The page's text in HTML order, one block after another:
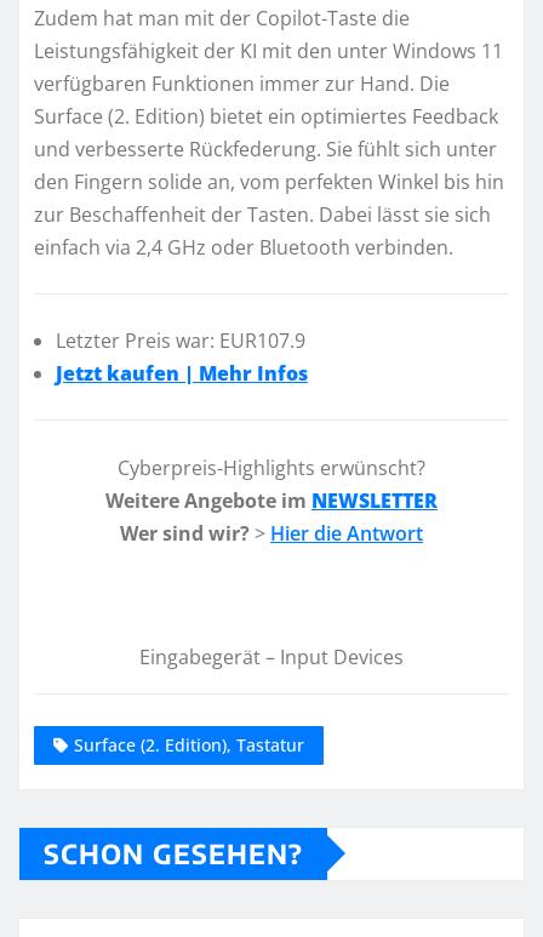
Zudem hat man mit der Copilot-Taste die
Leistungsfähigkeit der KI mit den unter Windows 11
verfügbaren Funktionen immer zur Hand. Die
Surface (2. Edition) bietet ein optimiertes Feedback
und verbesserte Rückfederung. Sie fühlt sich unter
den Fingern solide an, vom perfekten Winkel bis hin
zur Beschaffenheit der Tasten. Dabei lässt sie sich
einfach via 2,4 GHz oder Bluetooth verbinden.
Letzter Preis war: EUR107.9
Jetzt kaufen | Mehr Infos
Cyberpreis-Highlights erwünscht?
Weitere Angebote im NEWSLETTER
Wer sind wir? > Hier die Antwort
Eingabegerät – Input Devices
Surface (2. Edition), Tastatur
SCHON GESEHEN?